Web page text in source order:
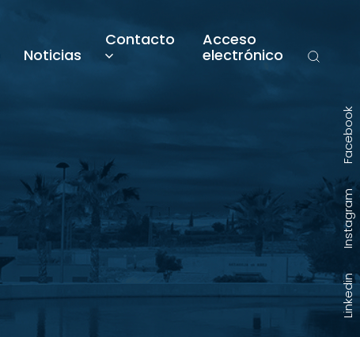
Noticias
Contacto
Acceso
electrónico
Linkedin
Instagram
Facebook